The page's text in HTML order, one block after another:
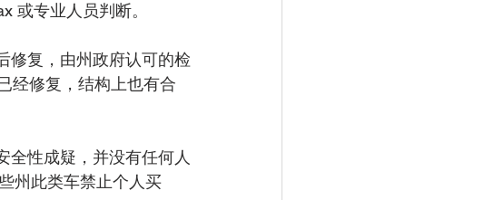
或专业人员判断。
修复，由州政府认可的检
经修复，结构上也有合
全性成疑，并没有任何人
州此类车禁止个人买